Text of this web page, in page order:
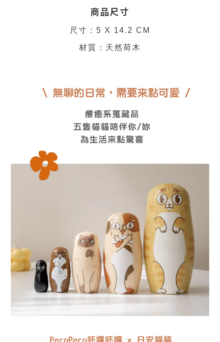
商品尺寸
尺寸：5 X 14.2 CM
材質：天然荷木